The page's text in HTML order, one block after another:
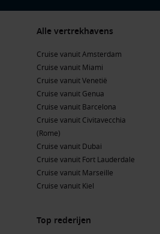
Alle vertrekhavens
Cruise vanuit Amsterdam
Cruise vanuit Miami
Cruise vanuit Venetië
Cruise vanuit Genua
Cruise vanuit Barcelona
Cruise vanuit Civitavecchia
(Rome)
Cruise vanuit Dubai
Cruise vanuit Fort Lauderdale
Cruise vanuit Marseille
Cruise vanuit Kiel
Top rederijen